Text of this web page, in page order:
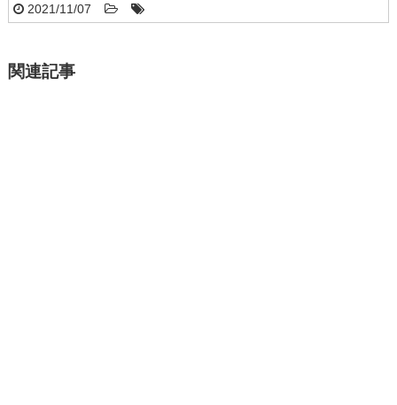
2021/11/07
関連記事